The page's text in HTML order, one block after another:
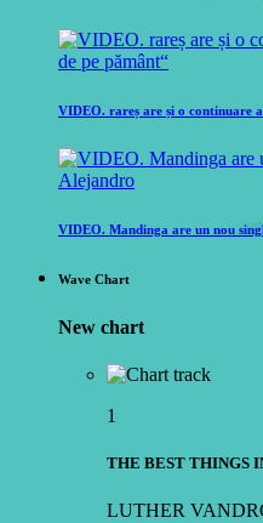
VIDEO. rareș are și o continuare
VIDEO. Mandinga are un nou
Wave Chart
New chart
1
THE BEST THINGS
LUTHER